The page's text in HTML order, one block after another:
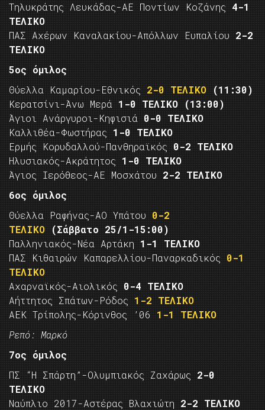
Τηλυκράτης Λευκάδας-ΑΕ Ποντίων Κοζάνης 4-1
ΤΕΛΙΚΟ
ΠΑΣ Αχέρων Καναλακίου-Απόλλων Ευπαλίου 2-2
ΤΕΛΙΚΟ
5ος όμιλος
Θύελλα Καμαρίου-Εθνικός 2-0 ΤΕΛΙΚΟ
(11:30)
Κερατσίνι-Άνω Μερά 1-0 ΤΕΛΙΚΟ
(13:00)
Άγιοι Ανάργυροι-Κηφισιά 0-0 ΤΕΛΙΚΟ
Καλλιθέα-Φωστήρας 1-0 ΤΕΛΙΚΟ
Ερμής Κορυδαλλού-Πανθηραϊκός 0-2 ΤΕΛΙΚΟ
Ηλυσιακός-Ακράτητος 1-0 ΤΕΛΙΚΟ
Άγιος Ιερόθεος-ΑΕ Μοσχάτου 2-2 ΤΕΛΙΚΟ
6ος όμιλος
Θύελλα Ραφήνας-ΑΟ Υπάτου 0-2
ΤΕΛΙΚΟ
(Σάββατο 25/1-15:00)
Παλληνιακός-Νέα Αρτάκη 1-1 ΤΕΛΙΚΟ
ΠΑΣ Κιθαιρών Καπαρελλίου-Παναρκαδικός 0-1
ΤΕΛΙΚΟ
Αχαρναϊκός-Αιολικός 0-4 ΤΕΛΙΚΟ
Αήττητος Σπάτων-Ρόδος 1-2 ΤΕΛΙΚΟ
ΑΕΚ Τρίπολης-Κόρινθος ’06 1-1 ΤΕΛΙΚΟ
Ρεπό: Μαρκό
7ος όμιλος
ΠΣ “Η Σπάρτη”-Ολυμπιακός Ζαχάρως 2-0
ΤΕΛΙΚΟ
Ναύπλιο 2017-Αστέρας Βλαχιώτη 2-2 ΤΕΛΙΚΟ